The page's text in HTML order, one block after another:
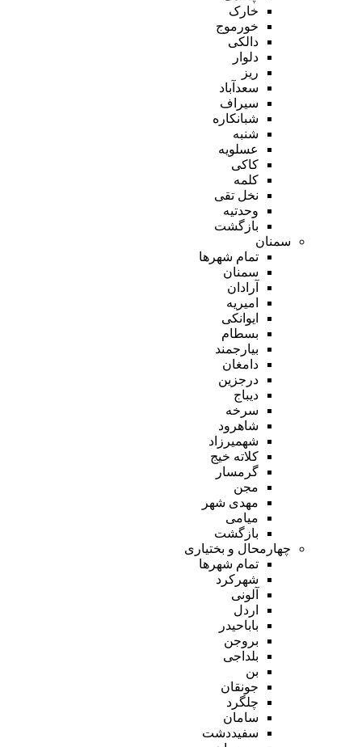
خارک
خورموج
دالکی
دلوار
ریز
سعدآباد
سیراف
شبانکاره
شنبه
عسلویه
کاکی
کلمه
نخل تقی
وحدتیه
بازگشت
سمنان
تمام شهر‌ها
سمنان
آرادان
امیریه
ایوانکی
بسطام
بیارجمند
دامغان
درجزین
دیباج
سرخه
شاهرود
شهمیرزاد
کلاته خیج
گرمسار
مجن
مهدی شهر
میامی
بازگشت
چهارمحال و بختیاری
تمام شهر‌ها
شهرکرد
آلونی
اردل
باباحیدر
بروجن
بلداجی
بن
جونقان
چلگرد
سامان
سفیددشت